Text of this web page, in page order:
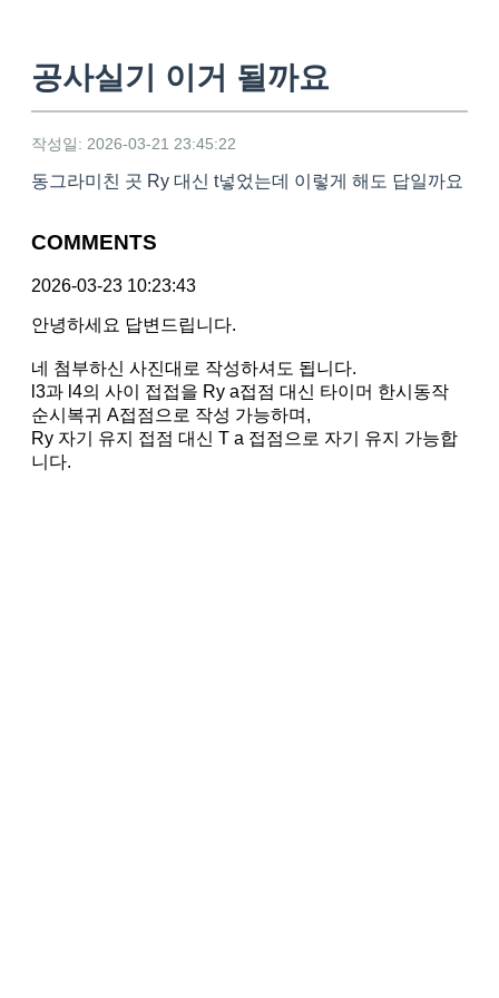
공사실기 이거 될까요
작성일: 2026-03-21 23:45:22
동그라미친 곳 Ry 대신 t넣었는데 이렇게 해도 답일까요
COMMENTS
2026-03-23 10:23:43
안녕하세요 답변드립니다.
네 첨부하신 사진대로 작성하셔도 됩니다.
l3과 l4의 사이 접접을 Ry a접점 대신 타이머 한시동작
순시복귀 A접점으로 작성 가능하며,
Ry 자기 유지 접점 대신 T a 접점으로 자기 유지 가능합
니다.